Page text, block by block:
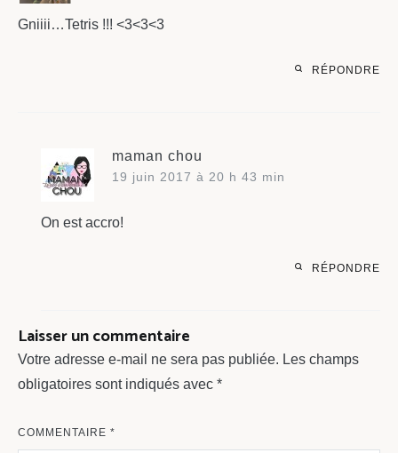
Gniiii…Tetris !!! <3<3<3
RÉPONDRE
maman chou
19 juin 2017 à 20 h 43 min
On est accro!
RÉPONDRE
Laisser un commentaire
Votre adresse e-mail ne sera pas publiée. Les champs
obligatoires sont indiqués avec *
COMMENTAIRE *